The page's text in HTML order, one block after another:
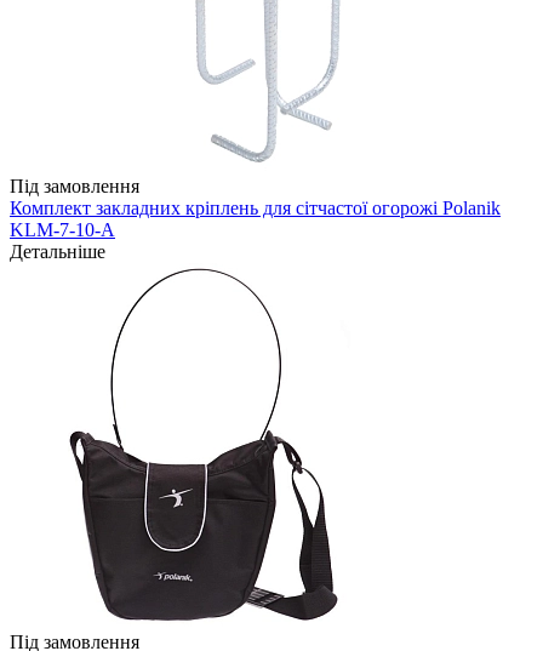
Під замовлення
Комплект закладних кріплень для сітчастої огорожі Polanik
KLM-7-10-A
Детальніше
Під замовлення